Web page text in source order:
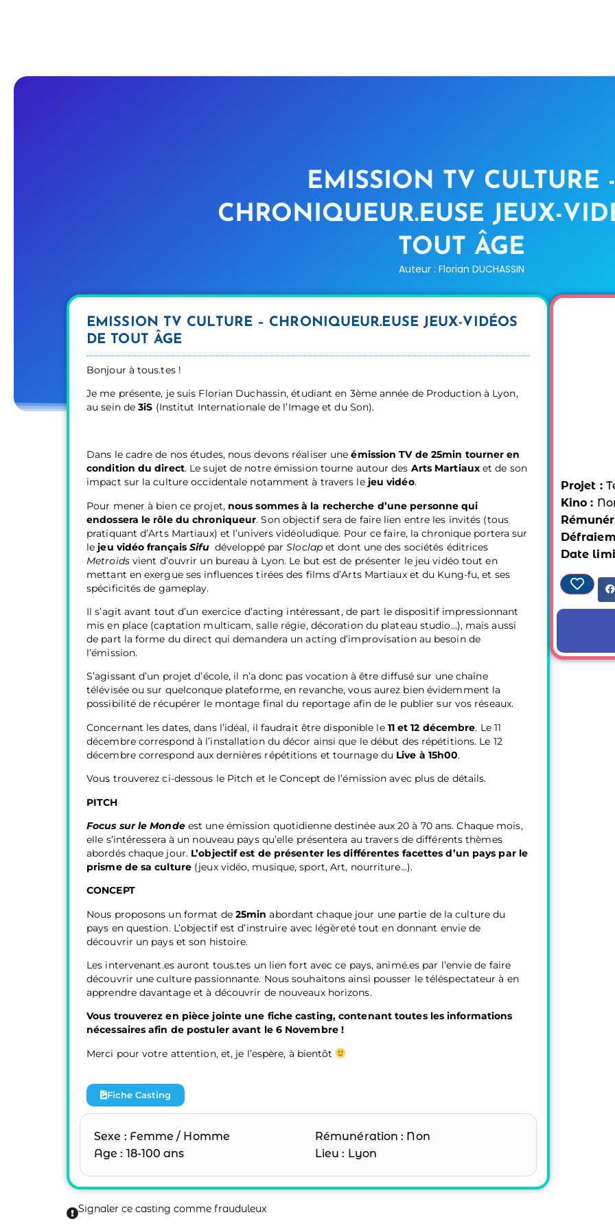
EMISSION TV CULTURE -
CHRONIQUEUR.EUSE JEUX-
TOUT ÂGE
Auteur : Florian DUCHASSIN
EMISSION TV CULTURE – CHRONIQUEUR.EUSE JEUX-VIDÉOS
DE TOUT ÂGE
Bonjour à tous.tes !
Je me présente, je suis Florian Duchassin, étudiant en 3ème année de Production à Lyon,
au sein de3iS (Institut Internationale de l’Image et du Son).
Dans le cadre de nos études, nous devons réaliser uneémission TV de 25min tourner en
condition du direct. Le sujet de notre émission tourne autour des Arts Martiauxet de son
impact sur la culture occidentale notamment à travers le jeu vidéo.
Pour mener à bien ce projet, nous sommes à la recherche d’une personne qui
endossera le rôle du chroniqueur. Son objectif sera de faire lien entre les invités (tous
pratiquant d’Arts Martiaux) et l’univers vidéoludique. Pour ce faire, la chronique portera sur
le jeu vidéo françaisSifu développé parSloclapet dont une des sociétés éditrices
Metroids vient d’ouvrir un bureau à Lyon. Le but est de présenter le jeu vidéo tout en
mettant en exergue ses influences tirées des films d’Arts Martiaux et du Kung-fu, et ses
spécificités de gameplay.
Il s’agit avant tout d’un exercice d’acting intéressant, de part le dispositif impressionnant
mis en place (captation multicam, salle régie, décoration du plateau studio…), mais aussi
de part la forme du direct qui demandera un acting d’improvisation au besoin de
l’émission.
S’agissant d’un projet d’école, il n’a donc pas vocation à être diffusé sur une chaîne
télévisée ou sur quelconque plateforme, en revanche, vous aurez bien évidemment la
possibilité de récupérer le montage final du reportage afin de le publier sur vos réseaux.
Concernant les dates, dans l’idéal, il faudrait être disponible le 11 et 12 décembre. Le 11
décembre correspond à l’installation du décor ainsi que le début des répétitions. Le 12
décembre correspond aux dernières répétitions et tournage du Live à 15h00.
Vous trouverez ci-dessous le Pitch et le Concept de l’émission avec plus de détails.
PITCH
Focus sur le Monde est une émission quotidienne destinée aux 20 à 70 ans. Chaque mois,
elle s’intéressera à un nouveau pays qu’elle présentera au travers de différents thèmes
abordés chaque jour. L’objectif est de présenter les différentes facettes d’un pays par le
prisme de sa culture (jeux vidéo, musique, sport, Art, nourriture…).
CONCEPT
Nous proposons un format de 25min abordant chaque jour une partie de la culture du
pays en question. L’objectif est d’instruire avec légèreté tout en donnant envie de
découvrir un pays et son histoire.
Les intervenant.es auront tous.tes un lien fort avec ce pays, animé.es par l’envie de faire
découvrir une culture passionnante. Nous souhaitons ainsi pousser le téléspectateur à en
apprendre davantage et à découvrir de nouveaux horizons.
Vous trouverez en pièce jointe une fiche casting, contenant toutes les informations
nécessaires afin de postuler avant le 6 Novembre !
Merci pour votre attention, et, je l’espère, à bientôt
Fiche Casting
Sexe : Femme / Homme
Age : 18-100 ans
Rémunération : Non
Lieu : Lyon
Projet :
Kino :
Date
Signaler ce casting comme frauduleux